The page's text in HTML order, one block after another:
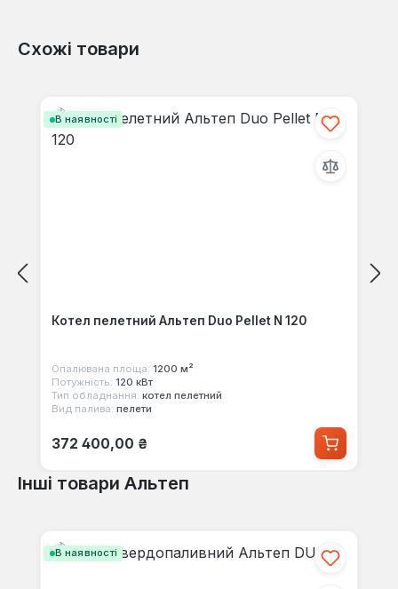
Відгуків не знайдено. Поділіться
Схожі товари
В наявності
Котел пелетний Альтеп Duo Pellet N 120
Опалювана площа: 1200 м²
Потужність: 120 кВт
Тип обладнання: котел пелетний
Вид палива: пелети
Звичайна ціна:
372 400,00 ₴
Інші товари Альтеп
В наявності